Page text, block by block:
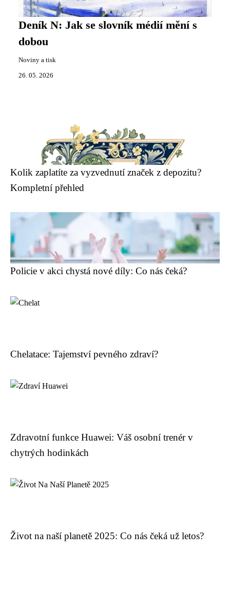
Deník N: Jak se slovník médií mění s
dobou
Noviny a tisk
26. 05. 2026
Kolik zaplatíte za vyzvednutí značek z depozitu?
Kompletní přehled
Policie v akci chystá nové díly: Co nás čeká?
Chelatace: Tajemství pevného zdraví?
Zdravotní funkce Huawei: Váš osobní trenér v
chytrých hodinkách
Život na naší planetě 2025: Co nás čeká už letos?